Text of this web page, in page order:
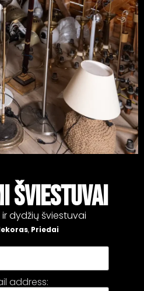
ŠVIESTUVAI
dydžių šviestuvai
, Priedai
address: